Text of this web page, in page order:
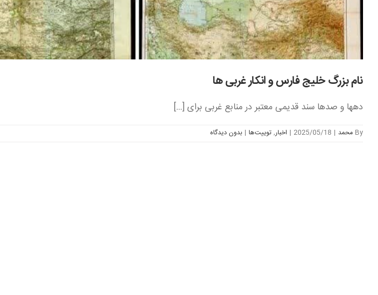
نام بزرگ خلیج فارس و انکار غربی ها
دهها و صدها سند قدیمی معتبر در منابع غربی برای [...]
By محمد |
2025/05/18
| اخبار,توییت‌ها | بدون ديدگاه